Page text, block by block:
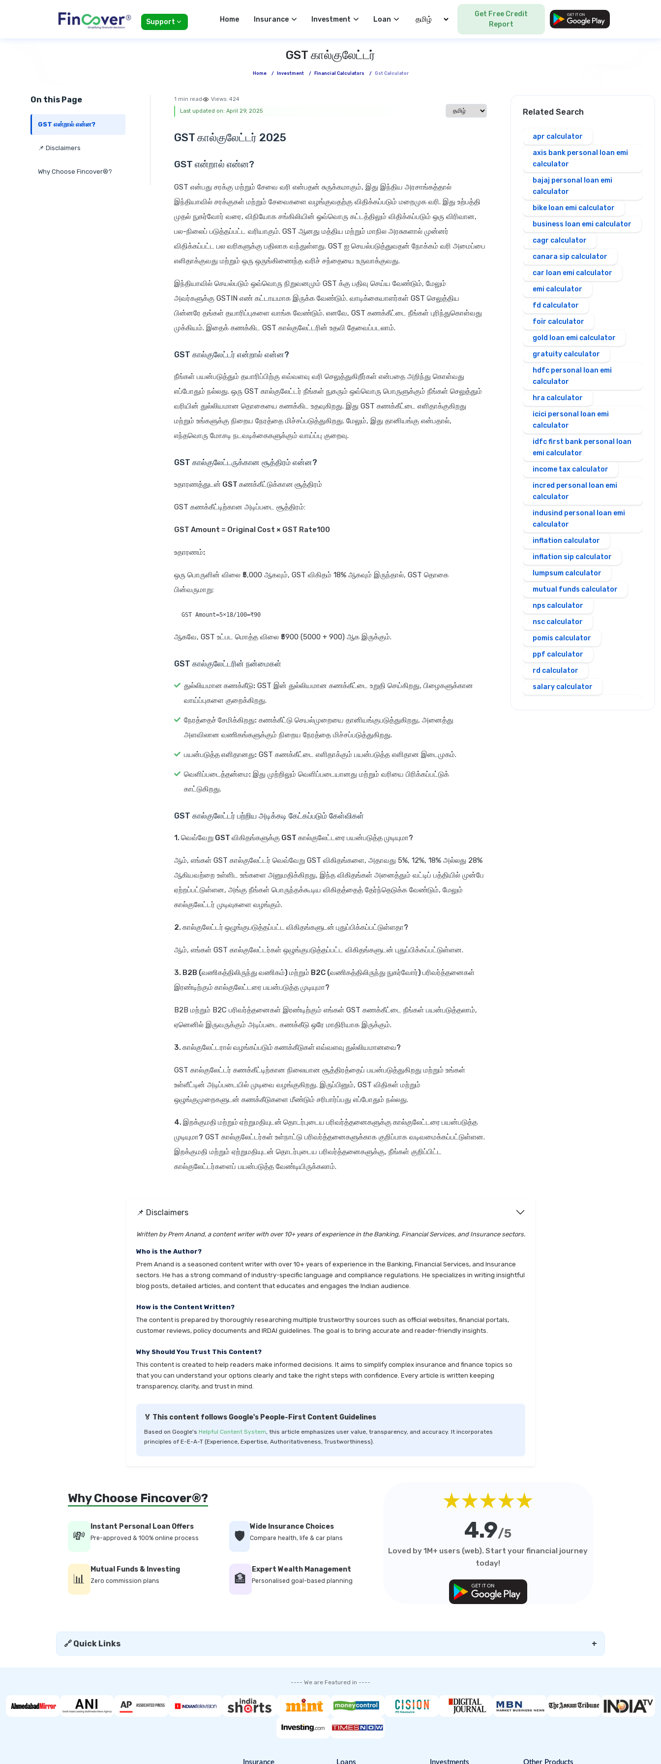
Support Home Insurance Investment Loan Select Language
Get Free Credit
Report
GST கால்குலேட்டர்
Home / Investment / Financial Calculators / Gst Calculator
On this Page
GST என்றால் என்ன?
📌 Disclaimers
Why Choose Fincover®?
1 min read Views: 424
Select language
Last updated on: April 29, 2025
GST கால்குலேட்டர் 2025
GST என்றால் என்ன?
GST என்பது சரக்கு மற்றும் சேவை வரி என்பதன் சுருக்கமாகும், இது இந்திய அரசாங்கத்தால்
இந்தியாவில் சரக்குகள் மற்றும் சேவைகளை வழங்குவதற்கு விதிக்கப்படும் மறைமுக வரி. இது உற்பத்தி
முதல் நுகர்வோர் வரை, விநியோக சங்கிலியின் ஒவ்வொரு கட்டத்திலும் விதிக்கப்படும் ஒரு விரிவான,
பல-நிலைப் படுத்தப்பட்ட வரியாகும். GST ஆனது மத்திய மற்றும் மாநில அரசுகளால் முன்னர்
விதிக்கப்பட்ட பல வரிகளுக்கு பதிலாக வந்துள்ளது. GST ஐ செயல்படுத்துவதன் நோக்கம் வரி அமைப்பை
எளிதாக்குவது மற்றும் ஒரு ஒருங்கிணைந்த வரிச் சந்தையை உருவாக்குவது.
இந்தியாவில் செயல்படும் ஒவ்வொரு நிறுவனமும் GST க்கு பதிவு செய்ய வேண்டும், மேலும்
அவர்களுக்கு GSTIN எண் கட்டாயமாக இருக்க வேண்டும். வாடிக்கையாளர்கள் GST செலுத்திய
பின்னரே தங்கள் தயாரிப்புகளை வாங்க வேண்டும். எனவே, GST கணக்கீட்டை நீங்கள் புரிந்துகொள்வது
முக்கியம். இதைக் கணக்கிட GST கால்குலேட்டரின் உதவி தேவைப்படலாம்.
GST கால்குலேட்டர் என்றால் என்ன?
நீங்கள் பயன்படுத்தும் தயாரிப்பிற்கு எவ்வளவு வரி செலுத்துகிறீர்கள் என்பதை அறிந்து கொள்வது
எப்போதும் நல்லது. ஒரு GST கால்குலேட்டர் நீங்கள் நுகரும் ஒவ்வொரு பொருளுக்கும் நீங்கள் செலுத்தும்
வரியின் துல்லியமான தொகையை கணக்கிட உதவுகிறது. இது GST கணக்கீட்டை எளிதாக்குகிறது
மற்றும் உங்களுக்கு நிறைய நேரத்தை மிச்சப்படுத்துகிறது. மேலும், இது தானியங்கு என்பதால்,
எந்தவொரு மோசடி நடவடிக்கைகளுக்கும் வாய்ப்பு குறைவு.
GST கால்குலேட்டருக்கான சூத்திரம் என்ன?
உதாரணத்துடன் GST கணக்கீட்டுக்கான சூத்திரம்
GST கணக்கீட்டிற்கான அடிப்படை சூத்திரம்:
GST Amount = Original Cost × GST Rate100
உதாரணம்:
ஒரு பொருளின் விலை ₹5,000 ஆகவும், GST விகிதம் 18% ஆகவும் இருந்தால், GST தொகை
பின்வருமாறு:
ஆகவே, GST உட்பட மொத்த விலை ₹5900 (5000 + 900) ஆக இருக்கும்.
GST கால்குலேட்டரின் நன்மைகள்
துல்லியமான கணக்கீடு: GST இன் துல்லியமான கணக்கீட்டை உறுதி செய்கிறது, பிழைகளுக்கான
வாய்ப்புகளை குறைக்கிறது.
நேரத்தைச் சேமிக்கிறது: கணக்கீட்டு செயல்முறையை தானியங்குபடுத்துகிறது, அனைத்து
அளவிலான வணிகங்களுக்கும் நிறைய நேரத்தை மிச்சப்படுத்துகிறது.
பயன்படுத்த எளிதானது: GST கணக்கீட்டை எளிதாக்கும் பயன்படுத்த எளிதான இடைமுகம்.
வெளிப்படைத்தன்மை: இது முற்றிலும் வெளிப்படையானது மற்றும் வரியை பிரிக்கப்பட்டுக்
காட்டுகிறது.
GST கால்குலேட்டர் பற்றிய அடிக்கடி கேட்கப்படும் கேள்விகள்
1. வெவ்வேறு GST விகிதங்களுக்கு GST கால்குலேட்டரை பயன்படுத்த முடியுமா?
ஆம், எங்கள் GST கால்குலேட்டர் வெவ்வேறு GST விகிதங்களை, அதாவது 5%, 12%, 18% அல்லது 28%
ஆகியவற்றை உள்ளிட உங்களை அனுமதிக்கிறது, இந்த விகிதங்கள் அனைத்தும் வட்டிப் பத்தியில் முன்பே
ஏற்றப்பட்டுள்ளன, அங்கு நீங்கள் பொருந்தக்கூடிய விகிதத்தைத் தேர்ந்தெடுக்க வேண்டும், மேலும்
கால்குலேட்டர் முடிவுகளை வழங்கும்.
2. கால்குலேட்டர் ஒழுங்குபடுத்தப்பட்ட விகிதங்களுடன் புதுப்பிக்கப்பட்டுள்ளதா?
ஆம், எங்கள் GST கால்குலேட்டர்கள் ஒழுங்குபடுத்தப்பட்ட விகிதங்களுடன் புதுப்பிக்கப்பட்டுள்ளன.
3. B2B (வணிகத்திலிருந்து வணிகம்) மற்றும் B2C (வணிகத்திலிருந்து நுகர்வோர்) பரிவர்த்தனைகள்
இரண்டிற்கும் கால்குலேட்டரை பயன்படுத்த முடியுமா?
B2B மற்றும் B2C பரிவர்த்தனைகள் இரண்டிற்கும் எங்கள் GST கணக்கீட்டை நீங்கள் பயன்படுத்தலாம்,
ஏனெனில் இருவருக்கும் அடிப்படை கணக்கீடு ஒரே மாதிரியாக இருக்கும்.
3. கால்குலேட்டரால் வழங்கப்படும் கணக்கீடுகள் எவ்வளவு துல்லியமானவை?
GST கால்குலேட்டர் கணக்கீட்டிற்கான நிலையான சூத்திரத்தைப் பயன்படுத்துகிறது மற்றும் உங்கள்
உள்ளீட்டின் அடிப்படையில் முடிவை வழங்குகிறது. இருப்பினும், GST விதிகள் மற்றும்
ஒழுங்குமுறைகளுடன் கணக்கீடுகளை மீண்டும் சரிபார்ப்பது எப்போதும் நல்லது.
4. இறக்குமதி மற்றும் ஏற்றுமதியுடன் தொடர்புடைய பரிவர்த்தனைகளுக்கு கால்குலேட்டரை பயன்படுத்த
முடியுமா? GST கால்குலேட்டர்கள் உள்நாட்டு பரிவர்த்தனைகளுக்காக குறிப்பாக வடிவமைக்கப்பட்டுள்ளன.
இறக்குமதி மற்றும் ஏற்றுமதியுடன் தொடர்புடைய பரிவர்த்தனைகளுக்கு, நீங்கள் குறிப்பிட்ட
கால்குலேட்டர்களைப் பயன்படுத்த வேண்டியிருக்கலாம்.
Related Search
apr calculator
axis bank personal loan emi
calculator
bajaj personal loan emi
calculator
bike loan emi calculator
business loan emi calculator
cagr calculator
canara sip calculator
car loan emi calculator
emi calculator
fd calculator
foir calculator
gold loan emi calculator
gratuity calculator
hdfc personal loan emi
calculator
hra calculator
icici personal loan emi
calculator
idfc first bank personal loan
emi calculator
income tax calculator
incred personal loan emi
calculator
indusind personal loan emi
calculator
inflation calculator
inflation sip calculator
lumpsum calculator
mutual funds calculator
nps calculator
nsc calculator
pomis calculator
ppf calculator
rd calculator
salary calculator
📌 Disclaimers
Written by Prem Anand, a content writer with over 10+ years of experience in the Banking, Financial Services, and Insurance sectors.
Who is the Author?
Prem Anand is a seasoned content writer with over 10+ years of experience in the Banking, Financial Services, and Insurance
sectors. He has a strong command of industry-specific language and compliance regulations. He specializes in writing insightful
blog posts, detailed articles, and content that educates and engages the Indian audience.
How is the Content Written?
The content is prepared by thoroughly researching multiple trustworthy sources such as official websites, financial portals,
customer reviews, policy documents and IRDAI guidelines. The goal is to bring accurate and reader-friendly insights.
Why Should You Trust This Content?
This content is created to help readers make informed decisions. It aims to simplify complex insurance and finance topics so
that you can understand your options clearly and take the right steps with confidence. Every article is written keeping
transparency, clarity, and trust in mind.
🏅 This content follows Google's People-First Content Guidelines
Based on Google's Helpful Content System, this article emphasizes user value, transparency, and accuracy. It incorporates
principles of E-E-A-T (Experience, Expertise, Authoritativeness, Trustworthiness).
Why Choose Fincover®?
💸
Instant Personal Loan Offers
Pre-approved & 100% online process 🛡️
Wide Insurance Choices
Compare health, life & car plans
📊
Mutual Funds & Investing
Zero commission plans 🏦
Expert Wealth Management
Personalised goal-based planning
★★★★★
4.9/5
Loved by 1M+ users (web). Start your financial journey
today!
🔗 Quick Links +
---- We are Featured in ----
Insurance Loans Investments Other Products